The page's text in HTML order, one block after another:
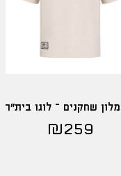
שחקנים – לוגו בית"ר
₪259